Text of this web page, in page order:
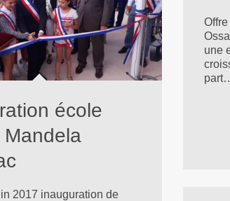
une
école
Mandela
2017 inauguration de